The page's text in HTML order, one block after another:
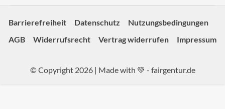
Barrierefreiheit Datenschutz
Nutzungsbedingungen
AGB
Widerrufsrecht Vertrag widerrufen Impressum
© Copyright 2026 | Made with 💚 - fairgentur.de